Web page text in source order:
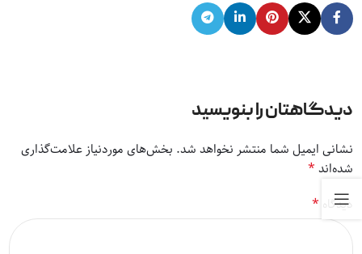
دیدگاهتان را بنویسید
نشانی ایمیل شما منتشر نخواهد شد. بخش‌های موردنیاز علامت‌گذاری
شده‌اند*
دیدگاه *